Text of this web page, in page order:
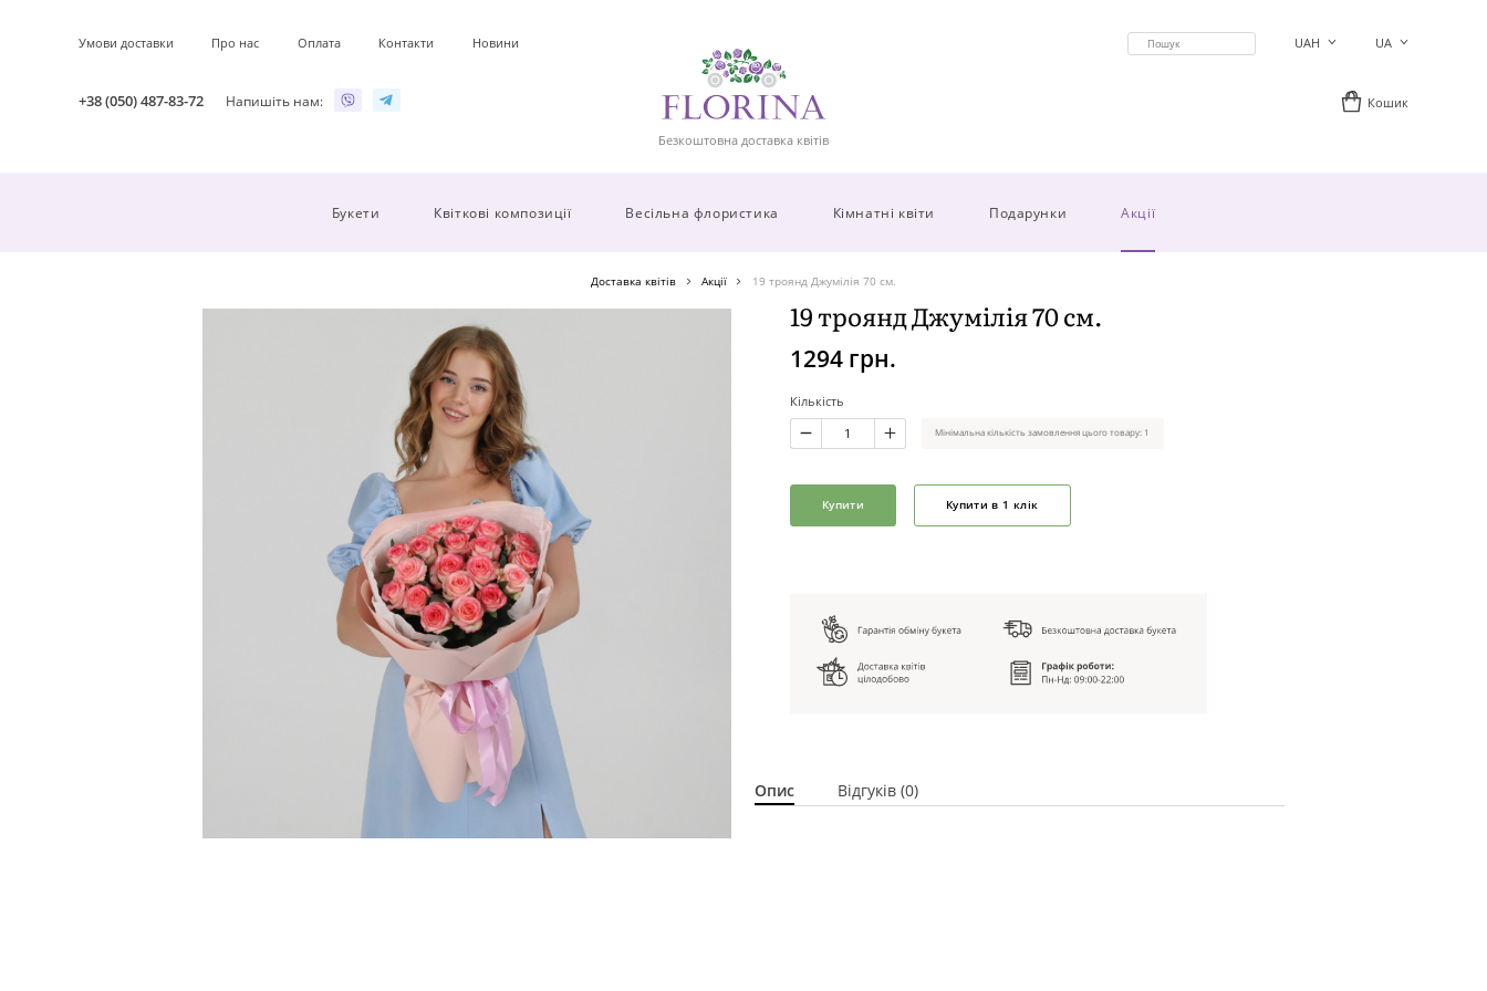
Умови доставки Про нас Оплата Контакти Новини
+38 (050) 487-83-72 Напишіть нам:
Безкоштовна доставка квітів
UAH UA
Кошик
Букети Квіткові композиції Весільна флористика Кімнатні квіти Подарунки Акції
Доставка квітів Акції 19 троянд Джумілія 70 см.
19 троянд Джумілія 70 см.
1294 грн.
Кількість
Мінімальна кількість замовлення цього товару: 1
Купити Купити в 1 клік
Опис Відгуків (0)